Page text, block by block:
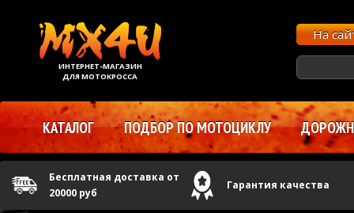
ИНТЕРНЕТ-МАГАЗИН
ДЛЯ МОТОКРОССА
На
КАТАЛОГ ПОДБОР ПО МОТОЦИКЛУ
Бесплатная доставка от
20000 руб
Гарантия качества